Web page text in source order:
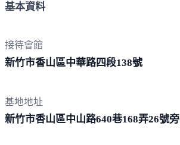
基本資料
接待會館
新竹市香山區中華路四段138號
基地地址
新竹市香山區中山路640巷168弄26號旁